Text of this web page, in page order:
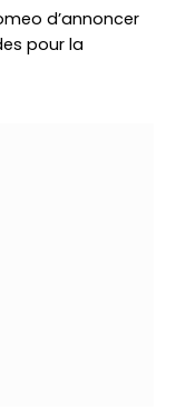
d’annoncer
pour la